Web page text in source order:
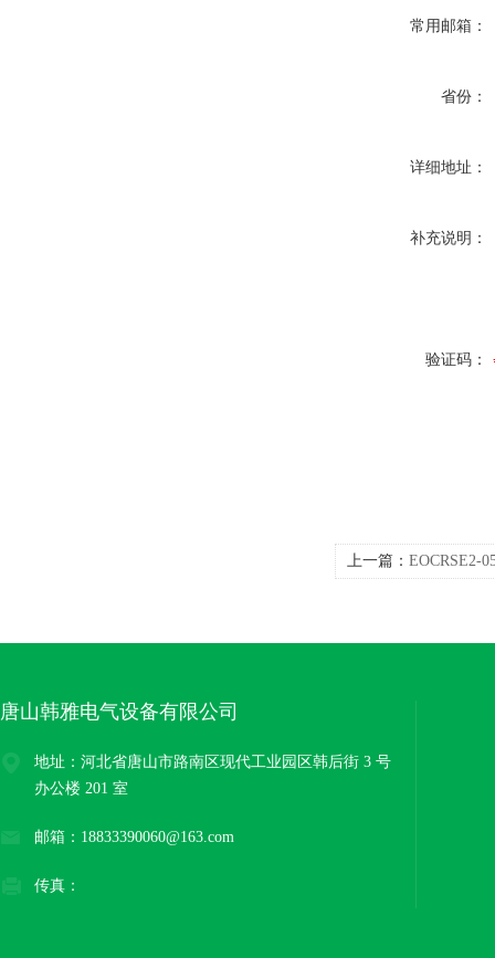
常用邮箱：
省份：
详细地址：
补充说明：
验证码：
上一篇： EOCRSE2-
唐山韩雅电气设备有限公司
地址：河北省唐山市路南区现代工业园区韩后街 3 号
办公楼 201 室
邮箱：18833390060@163.com
传真：